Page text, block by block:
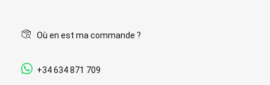
Où en est ma commande ?
+34 634 871 709